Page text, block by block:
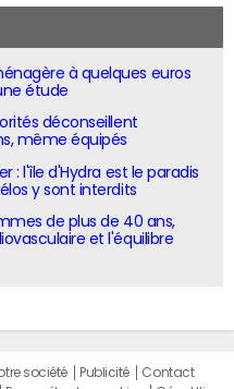
à quelques euros
étude
déconseillent
même équipés
: l'île d'Hydra est le paradis
y sont interdits
de plus de 40 ans,
et l'équilibre
société Publicité
Contact